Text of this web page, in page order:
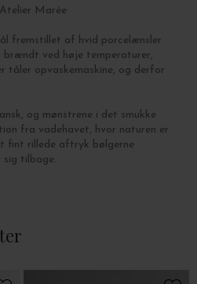
Marée
fremstillet af hvid porcelænsler
brændt ved høje temperaturer,
tåler opvaskemaskine, og derfor
og mønstrene i det smukke
fra vadehavet, hvor naturen er
fint rillede aftryk bølgerne
tilbage.